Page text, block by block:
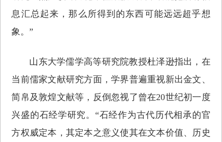
息汇总起来，那么所得到的东西可能远远超乎想
象。”
山东大学儒学高等研究院教授杜泽逊指出，在
当前儒家文献研究方面，学界普遍重视新出金文、
简帛及敦煌文献等，反倒忽视了曾在20世纪初一度
兴盛的石经学研究。“石经作为古代历代相承的官
方权威定本，其定本之意义使其在文本价值、历史